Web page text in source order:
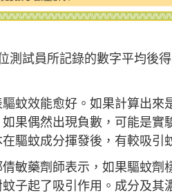
測試員所記錄的數字平均後
蚊效能愈好。如果計算出來
果偶然出現負數，可能是
驅蚊成分揮發後，有較吸引
敏藥劑師表示，如果驅蚊
子起了吸引作用。成分及